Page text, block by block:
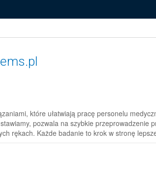
które ułatwiają pracę personelu
pozwala na szybkie przeprowadzenie
rękach. Każde badanie to krok w stronę